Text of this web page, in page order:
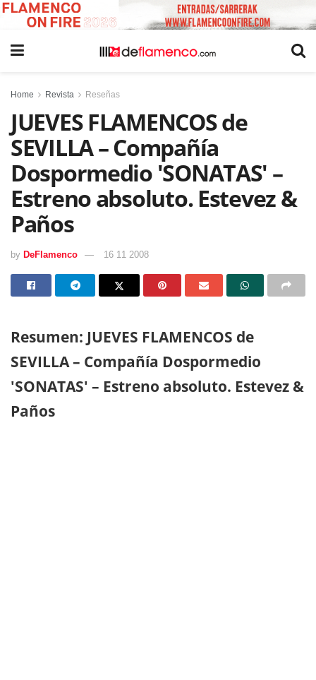
Home Revista Reseñas
JUEVES FLAMENCOS de
SEVILLA – Compañía
Dospormedio 'SONATAS' –
Estreno absoluto. Estevez &
Paños
by DeFlamenco 16 11 2008
Resumen: JUEVES FLAMENCOS de
SEVILLA – Compañía Dospormedio
'SONATAS' – Estreno absoluto. Estevez &
Paños